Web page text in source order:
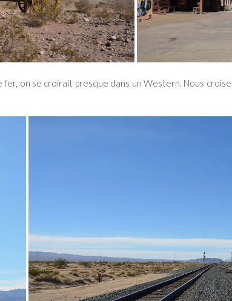
fer, on se croirait presque dans un Western. Nous